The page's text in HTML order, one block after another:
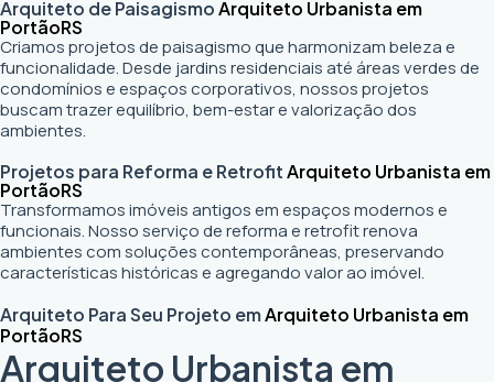
Arquiteto de PaisagismoArquiteto Urbanista em
PortãoRS
Criamos projetos de paisagismo que harmonizam beleza e
funcionalidade. Desde jardins residenciais até áreas verdes de
condomínios e espaços corporativos, nossos projetos
buscam trazer equilíbrio, bem-estar e valorização dos
ambientes.
Projetos para Reforma e RetrofitArquiteto Urbanista em
PortãoRS
Transformamos imóveis antigos em espaços modernos e
funcionais. Nosso serviço de reforma e retrofit renova
ambientes com soluções contemporâneas, preservando
características históricas e agregando valor ao imóvel.
Arquiteto Para Seu Projeto emArquiteto Urbanista em
PortãoRS
Arquiteto Urbanista em